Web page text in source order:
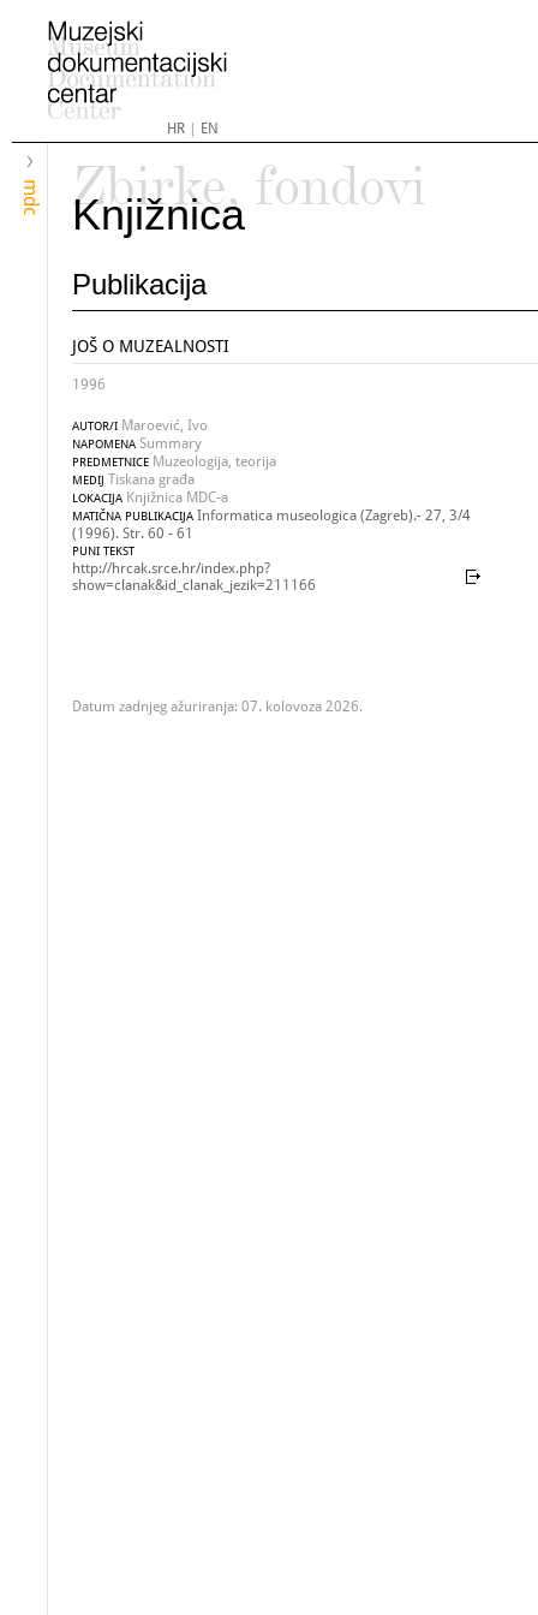
HR| EN
mdc
Zbirke, fondovi
Knjižnica
Publikacija
JOŠ O MUZEALNOSTI
1996
AUTOR/I Maroević, Ivo
NAPOMENA Summary
PREDMETNICE Muzeologija, teorija
MEDIJ Tiskana građa
LOKACIJA Knjižnica MDC-a
MATIČNA PUBLIKACIJA Informatica museologica (Zagreb).- 27, 3/4
(1996). Str. 60 - 61
PUNI TEKST
http://hrcak.srce.hr/index.php?
show=clanak&id_clanak_jezik=211166
Datum zadnjeg ažuriranja: 07. kolovoza 2026.